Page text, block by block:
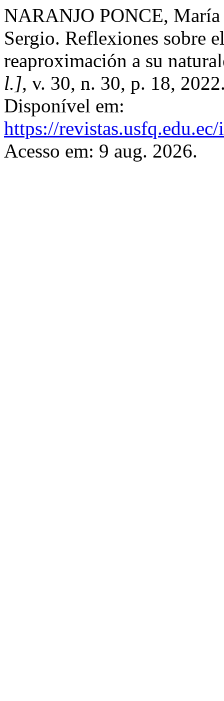
NARANJO PONCE,
Sergio. Reflexiones sobre
reaproximación a su
l.], v. 30, n. 30, p. 18,
Disponível em:
https://
Acesso em: 9 aug. 2026.